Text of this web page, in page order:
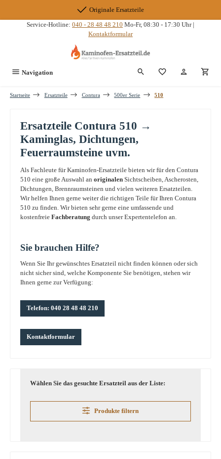
Originale Ersatzteile
Service-Hotline: 040 - 28 48 48 210 Mo-Fr, 08:30 - 17:30 Uhr |
Kontaktformular
Navigation Du hast 0
Startseite Ersatzteile Contura 500er Serie 510
Ersatzteile Contura 510 →
Kaminglas, Dichtungen,
Feuerraumsteine uvm.
Als Fachleute für Kaminofen-Ersatzteile bieten wir für den Contura
510 eine große Auswahl an originalen Sichtscheiben, Ascherosten,
Dichtungen, Brennraumsteinen und vielen weiteren Ersatzteilen.
Wir helfen Ihnen gerne weiter die richtigen Teile für Ihren Contura
510 zu finden. Wir bieten sehr gerne eine umfassende und
kostenfreie Fachberatung durch unser Expertentelefon an.
Sie brauchen Hilfe?
Wenn Sie Ihr gewünschtes Ersatzteil nicht finden können oder sich
nicht sicher sind, welche Komponente Sie benötigen, stehen wir
Ihnen gerne zur Verfügung:
Telefon: 040 28 48 48 210
Kontaktformular
Wählen Sie das gesuchte Ersatzteil aus der Liste:
Produkte filtern